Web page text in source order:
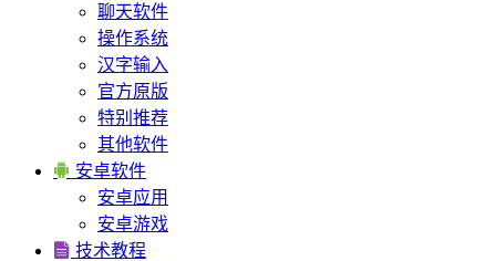
聊天软件
操作系统
汉字输入
官方原版
特别推荐
其他软件
 安卓软件
安卓应用
安卓游戏
 技术教程